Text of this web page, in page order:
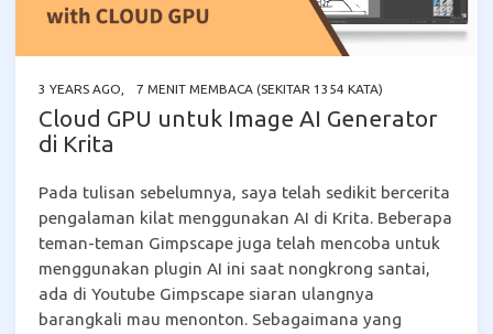
3 YEARS AGO 7 MENIT MEMBACA (SEKITAR 1354 KATA)
Cloud GPU untuk Image AI Generator
di Krita
Pada tulisan sebelumnya, saya telah sedikit bercerita
pengalaman kilat menggunakan AI di Krita. Beberapa
teman-teman Gimpscape juga telah mencoba untuk
menggunakan plugin AI ini saat nongkrong santai,
ada di Youtube Gimpscape siaran ulangnya
barangkali mau menonton. Sebagaimana yang